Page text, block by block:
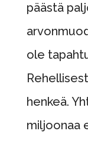
päästä
ole
henkeä.
miljoonaa